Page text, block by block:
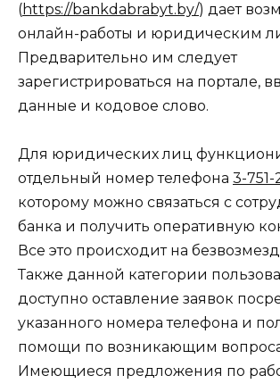
(https://bankdabrabyt.by/) дает
онлайн-работы и юридическим
Предварительно им следует
зарегистрироваться на портале,
данные и кодовое слово.
Для юридических лиц
отдельный номер телефона 3-751-
которому можно связаться с
банка и получить оперативную
Все это происходит на
Также данной категории
доступно оставление заявок
указанного номера телефона и
помощи по возникающим
Имеющиеся предложения по